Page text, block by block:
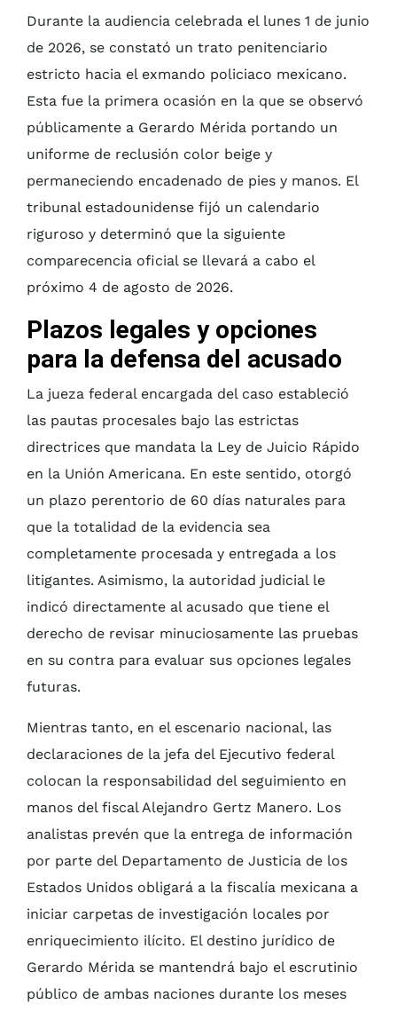
Durante la audiencia celebrada el lunes 1 de junio
de 2026, se constató un trato penitenciario
estricto hacia el exmando policiaco mexicano.
Esta fue la primera ocasión en la que se observó
públicamente a Gerardo Mérida portando un
uniforme de reclusión color beige y
permaneciendo encadenado de pies y manos. El
tribunal estadounidense fijó un calendario
riguroso y determinó que la siguiente
comparecencia oficial se llevará a cabo el
próximo 4 de agosto de 2026.
Plazos legales y opciones
para la defensa del acusado
La jueza federal encargada del caso estableció
las pautas procesales bajo las estrictas
directrices que mandata la Ley de Juicio Rápido
en la Unión Americana. En este sentido, otorgó
un plazo perentorio de 60 días naturales para
que la totalidad de la evidencia sea
completamente procesada y entregada a los
litigantes. Asimismo, la autoridad judicial le
indicó directamente al acusado que tiene el
derecho de revisar minuciosamente las pruebas
en su contra para evaluar sus opciones legales
futuras.
Mientras tanto, en el escenario nacional, las
declaraciones de la jefa del Ejecutivo federal
colocan la responsabilidad del seguimiento en
manos del fiscal Alejandro Gertz Manero. Los
analistas prevén que la entrega de información
por parte del Departamento de Justicia de los
Estados Unidos obligará a la fiscalía mexicana a
iniciar carpetas de investigación locales por
enriquecimiento ilícito. El destino jurídico de
Gerardo Mérida se mantendrá bajo el escrutinio
público de ambas naciones durante los meses